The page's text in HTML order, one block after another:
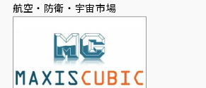
航空・防衛・宇宙市場